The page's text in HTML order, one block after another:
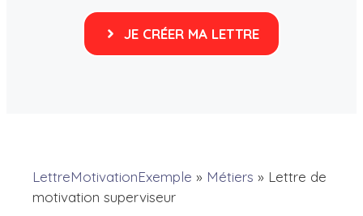
JE CRÉER MA LETTRE
LettreMotivationExemple » Métiers » Lettre de
motivation superviseur